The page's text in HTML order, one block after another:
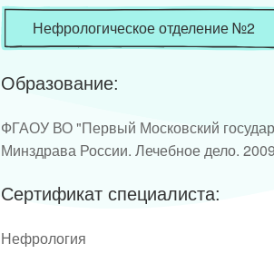
Нефрологическое отделение №2
Образование:
ФГАОУ ВО "Первый Московский
Минздрава России. Лечебное дело. 2009
Сертификат специалиста:
Нефрология